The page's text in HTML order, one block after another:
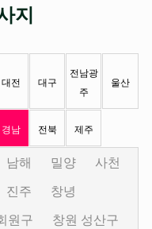
지
대전 대구
전남광
주
울산
경남 전북 제주
남해 밀양
사천
진주
창녕
원구
창원 성산구